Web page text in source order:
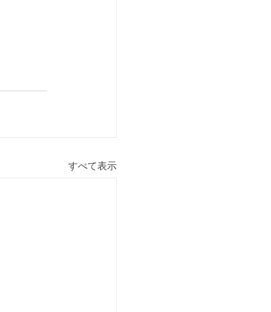
すべて表示